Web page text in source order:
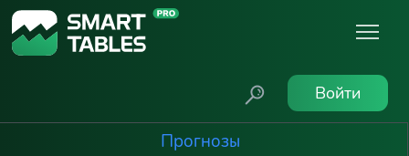
Войти
Прогнозы